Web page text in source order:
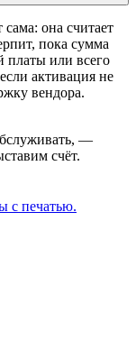
она считает
пока сумма
платы или всего
активация не
вендора.
—
счёт.
с печатью.